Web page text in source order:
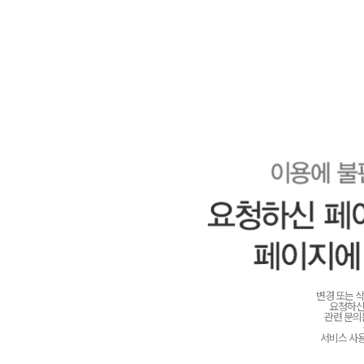
변경 또는
요청하
관련 문
서비스 사